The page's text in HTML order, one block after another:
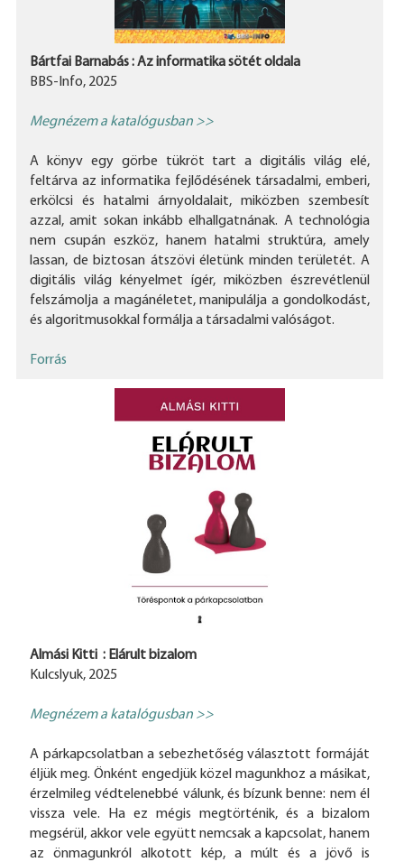
Bártfai Barnabás : Az informatika sötét oldala
BBS-Info, 2025
Megnézem a katalógusban >>
A könyv egy görbe tükröt tart a digitális világ elé,
feltárva az informatika fejlődésének társadalmi, emberi,
erkölcsi és hatalmi árnyoldalait, miközben szembesít
azzal, amit sokan inkább elhallgatnának. A technológia
nem csupán eszköz, hanem hatalmi struktúra, amely
lassan, de biztosan átszövi életünk minden területét. A
digitális világ kényelmet ígér, miközben észrevétlenül
felszámolja a magánéletet, manipulálja a gondolkodást,
és algoritmusokkal formálja a társadalmi valóságot.
Forrás
Almási Kitti : Elárult bizalom
Kulcslyuk, 2025
Megnézem a katalógusban >>
A párkapcsolatban a sebezhetőség választott formáját
éljük meg. Önként engedjük közel magunkhoz a másikat,
érzelmileg védtelenebbé válunk, és bízunk benne: nem él
vissza vele. Ha ez mégis megtörténik, és a bizalom
megsérül, akkor vele együtt nemcsak a kapcsolat, hanem
az önmagunkról alkotott kép, a múlt és a jövő is